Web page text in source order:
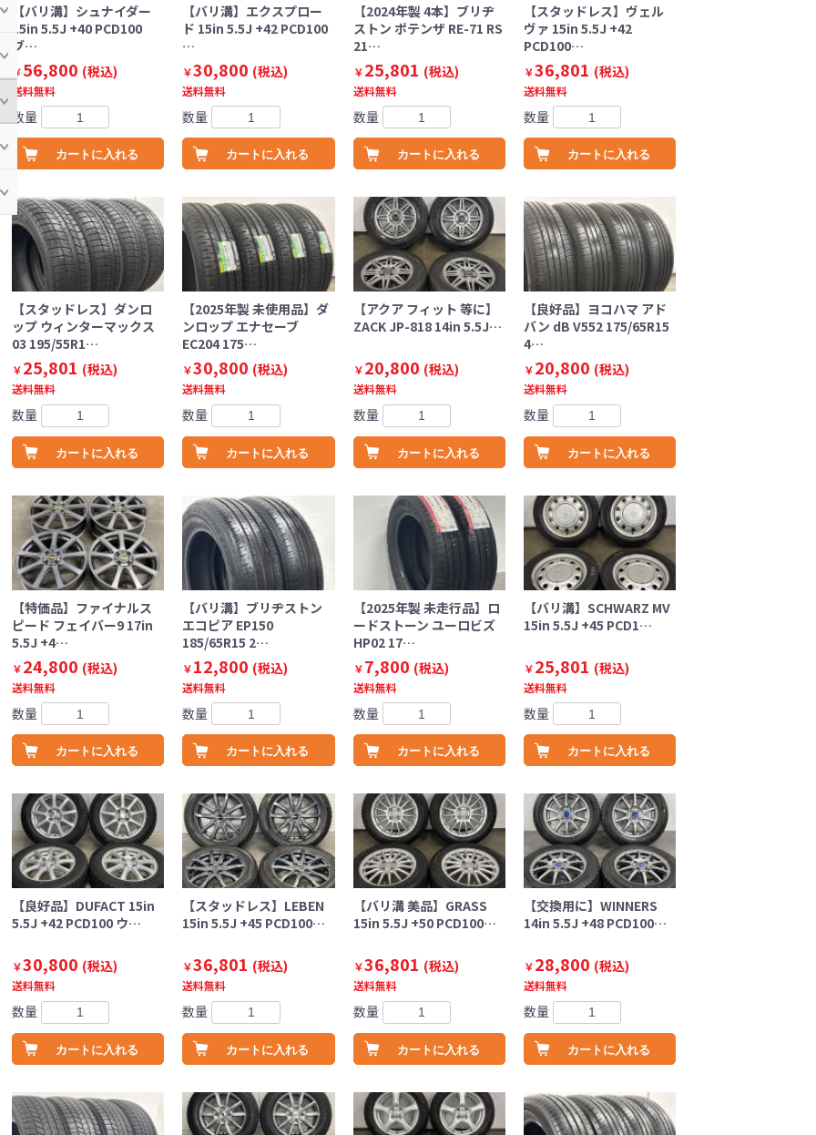
【バリ溝】シュナイダー
15in 5.5J +40 PCD100
ブ…
￥56,800 (税込)
送料無料
数量
カートに入れる
【バリ溝】エクスプロー
ド 15in 5.5J +42 PCD100
…
￥30,800 (税込)
送料無料
数量
カートに入れる
【2024年製 4本】ブリヂ
ストン ポテンザ RE-71 RS
21…
￥25,801 (税込)
送料無料
数量
カートに入れる
【スタッドレス】ヴェル
ヴァ 15in 5.5J +42
PCD100…
￥36,801 (税込)
送料無料
数量
カートに入れる
【スタッドレス】ダンロ
ップ ウィンターマックス
03 195/55R1…
￥25,801 (税込)
送料無料
数量
カートに入れる
【2025年製 未使用品】ダ
ンロップ エナセーブ
EC204 175…
￥30,800 (税込)
送料無料
数量
カートに入れる
【アクア フィット 等に】
ZACK JP-818 14in 5.5J…
￥20,800 (税込)
送料無料
数量
カートに入れる
【良好品】ヨコハマ アド
バン dB V552 175/65R15
4…
￥20,800 (税込)
送料無料
数量
カートに入れる
【特価品】ファイナルス
ピード フェイバー9 17in
5.5J +4…
￥24,800 (税込)
送料無料
数量
カートに入れる
【バリ溝】ブリヂストン
エコピア EP150
185/65R15 2…
￥12,800 (税込)
送料無料
数量
カートに入れる
【2025年製 未走行品】ロ
ードストーン ユーロビズ
HP02 17…
￥7,800 (税込)
送料無料
数量
カートに入れる
【バリ溝】SCHWARZ MV
15in 5.5J +45 PCD1…
￥25,801 (税込)
送料無料
数量
カートに入れる
【良好品】DUFACT 15in
5.5J +42 PCD100 ウ…
￥30,800 (税込)
送料無料
数量
カートに入れる
【スタッドレス】LEBEN
15in 5.5J +45 PCD100…
￥36,801 (税込)
送料無料
数量
カートに入れる
【バリ溝 美品】GRASS
15in 5.5J +50 PCD100…
￥36,801 (税込)
送料無料
数量
カートに入れる
【交換用に】WINNERS
14in 5.5J +48 PCD100…
￥28,800 (税込)
送料無料
数量
カートに入れる